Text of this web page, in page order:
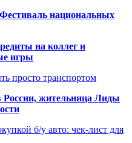
национальных
на коллег и
игры
просто транспортом
России, жительница Лиды
б/у авто: чек-лист для